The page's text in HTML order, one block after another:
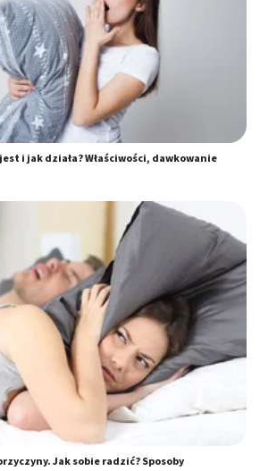
i jak działa? Właściwości, dawkowanie
Jak sobie radzić? Sposoby